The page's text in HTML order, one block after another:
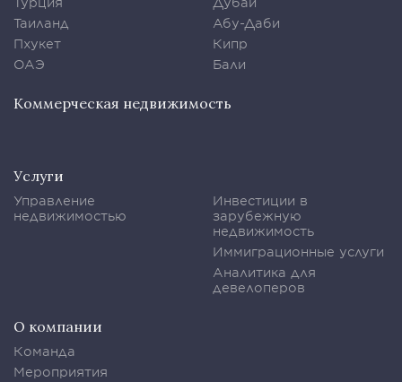
Таиланд
Пхукет
ОАЭ
Абу-Даби
Кипр
Бали
Коммерческая недвижимость
Услуги
Управление
недвижимостью
Инвестиции в
зарубежную
недвижимость
Иммиграционные услуги
Аналитика для
девелоперов
О компании
Команда
Мероприятия